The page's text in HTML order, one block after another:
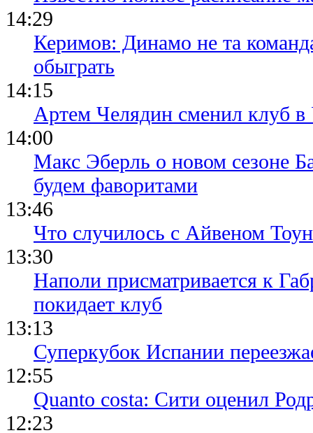
14:29
Керимов: Динамо не та
обыграть
14:15
Артем Челядин сменил клуб
14:00
Макс Эберль о новом сезоне
будем фаворитами
13:46
Что случилось с Айвеном
13:30
Наполи присматривается к
покидает клуб
13:13
Суперкубок Испании
12:55
Quanto costa: Сити оценил
12:23